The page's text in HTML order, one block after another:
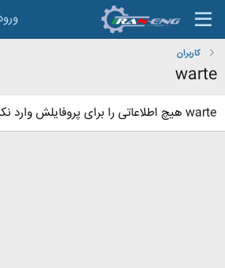
کاربران
warte
warte هیچ اطلاعاتی را برای پروفایلش وارد نکرده است.